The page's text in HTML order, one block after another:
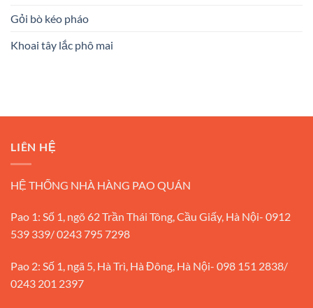
Gỏi bò kéo pháo
Khoai tây lắc phô mai
LIÊN HỆ
HỆ THỐNG NHÀ HÀNG PAO QUÁN
Pao 1: Số 1, ngõ 62 Trần Thái Tông, Cầu Giấy, Hà Nội- 0912
539 339/ 0243 795 7298
Pao 2: Số 1, ngã 5, Hà Trì, Hà Đông, Hà Nội- 098 151 2838/
0243 201 2397